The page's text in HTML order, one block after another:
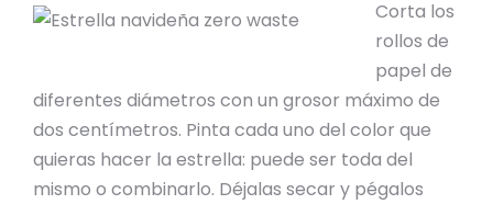
Corta los
rollos de
papel de
diferentes diámetros con un grosor máximo de
dos centímetros. Pinta cada uno del color que
quieras hacer la estrella: puede ser toda del
mismo o combinarlo. Déjalas secar y pégalos